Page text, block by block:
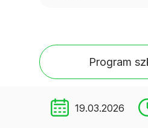
Program
19.03.2026